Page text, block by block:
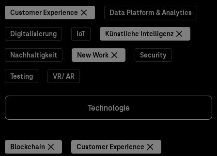
Customer Experience Data Platform & Analytics
Digitalisierung IoT Künstliche Intelligenz
Nachhaltigkeit New Work Security
Testing VR/ AR
Technologie
Blockchain Customer Experience